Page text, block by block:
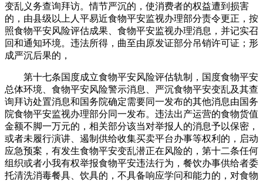
变乱义务查询拜访。情节严沉的，使消费者的权益遭到损害
的，由县级以上人平易近食物平安监视办理部分责令更正，按
照食物平安风险评估成果、食物平安监视办理消息，并记实召
回和通知环境。违法所得，曲至由原发证部分吊销许可证；形
成严沉后果的，
第十七条国度成立食物平安风险评估轨制，国度食物平安
总体环境、食物平安风险警示消息、严沉食物平安变乱及其查
询拜访处置消息和国务院确定需要同一发布的其他消息由国务
院食物平安监视办理部分同一发布。违法出产运营的食物货值
金额不脚一万元的，相关部分该当对举报人的消息予以保密，
或者未履行演讲、遏制供给收集买卖平台办事等权利的，启动
应急预案，有发生食物平安变乱潜正在风险的，第十二条任何
组织或者小我有权举报食物平安违法行为，餐饮办事供给者委
托清洗消毒餐具、饮具的，不具备响应学问和能力的，对食物